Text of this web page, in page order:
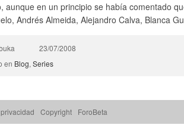
aunque en un principio se había comentado
Andrés Almeida, Alejandro Calva, Blanca
23/07/2008
en Blog, Series
Copyright ForoBeta